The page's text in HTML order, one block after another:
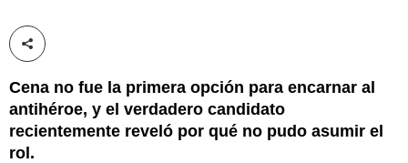
Compartir esta noticia
Cena no fue la primera opción para encarnar al
antihéroe, y el verdadero candidato
recientemente reveló por qué no pudo asumir el
rol.